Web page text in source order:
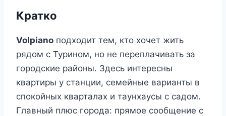
Кратко
Volpiano подходит тем, кто хочет жить
рядом с Турином, но не переплачивать за
городские районы. Здесь интересны
квартиры у станции, семейные варианты в
спокойных кварталах и таунхаусы с садом.
Главный плюс города: прямое сообщение с